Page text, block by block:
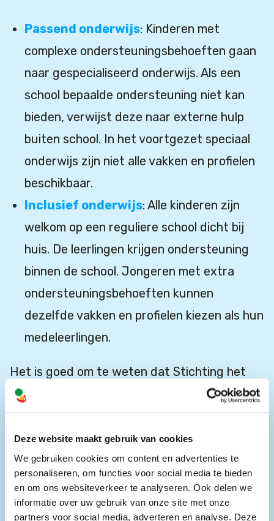
Deze website maakt gebruik van cookies
We gebruiken cookies om content en advertenties te
personaliseren, om functies voor social media te bieden
en om ons websiteverkeer te analyseren. Ook delen we
informatie over uw gebruik van onze site met onze
partners voor social media, adverteren en analyse. Deze
Passend onderwijs: Kinderen met
complexe ondersteuningsbehoeften gaan
naar gespecialiseerd onderwijs. Als een
school bepaalde ondersteuning niet kan
bieden, verwijst deze naar externe hulp
buiten school. In het voortgezet speciaal
onderwijs zijn niet alle vakken en profielen
beschikbaar.
Inclusief onderwijs: Alle kinderen zijn
welkom op een reguliere school dicht bij
huis. De leerlingen krijgen ondersteuning
binnen de school. Jongeren met extra
ondersteuningsbehoeften kunnen
dezelfde vakken en profielen kiezen als hun
medeleerlingen.
Het is goed om te weten dat Stichting het
Gehandicapte Kind niet tegen speciaal
sommige kinderen een goede plek om zich te
ontwikkelen, maar de stichting ziet graag dat
ouders en kinderen een keuze hebben. De
Samen naar School-klassen geven leerlingen